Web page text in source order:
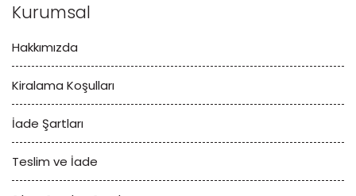
Kurumsal
Hakkımızda
Kiralama Koşulları
İade Şartları
Teslim ve İade